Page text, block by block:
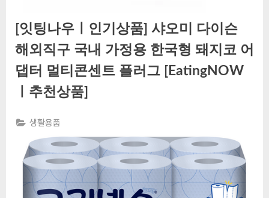
[잇팅나우ㅣ인기상품] 샤오미 다이슨
해외직구 국내 가정용 한국형 돼지코 어
댑터 멀티콘센트 플러그 [EatingNOW
ㅣ추천상품]
생활용품